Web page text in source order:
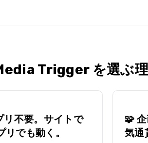
Trigger を選ぶ
リ不要。サイトで
リでも動く。
🧩
気通